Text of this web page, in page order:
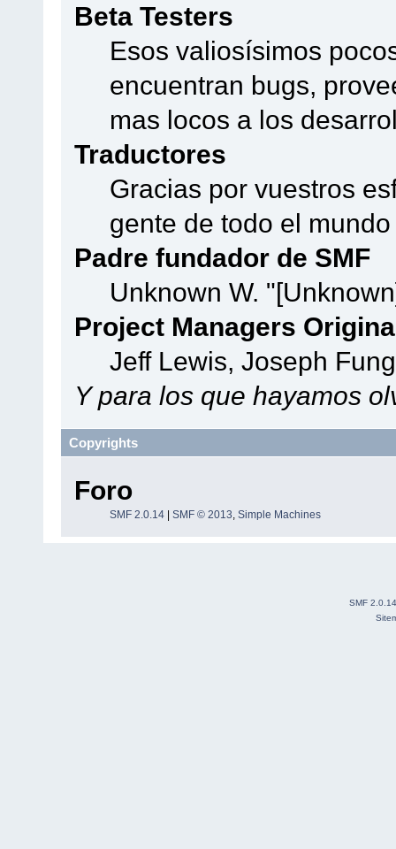
Beta Testers
Esos valiosísimos
encuentran bugs,
mas locos a los
Traductores
Gracias por vuestros
gente de todo el
Padre fundador de SMF
Unknown W.
Project Managers
Jeff Lewis, Joseph
Y para los que hayamos
Copyrights
Foro
SMF 2.0.14| SMF © 2013 Simple Machines
SMF 2.0.14